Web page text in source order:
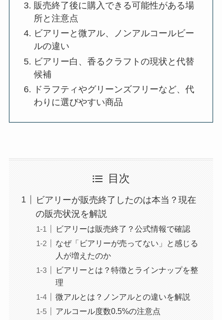
販売終了後に購入できる可能性がある場
所と注意点
ビアリーと微アル、ノンアルコールビー
ルの違い
ビアリー白、香るクラフトの現状と代替
候補
ドラフティやグリーンズフリーなど、代
わりに選びやすい商品
目次
ビアリーが販売終了したのは本当？現在
の販売状況を解説
ビアリーは販売終了？公式情報で確認
なぜ「ビアリーが売ってない」と感じる
人が増えたのか
ビアリーとは？特徴とラインナップを整
理
微アルとは？ノンアルとの違いを解説
アルコール度数0.5%の注意点